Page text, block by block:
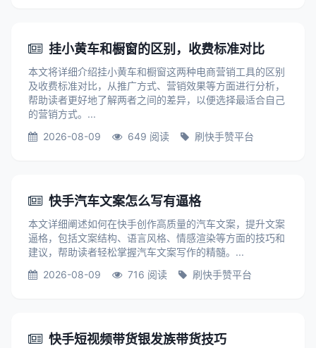
挂小黄车和橱窗的区别，收费标准对比
本文将详细介绍挂小黄车和橱窗这两种电商营销工具的区别
及收费标准对比，从推广方式、营销效果等方面进行分析，
帮助读者更好地了解两者之间的差异，以便选择最适合自己
的营销方式。...
2026-08-09
649 阅读 刷快手赞平台
快手汽车文案怎么写有逼格
本文详细阐述如何在快手创作高质量的汽车文案，提升文案
逼格，包括文案结构、语言风格、情感渲染等方面的技巧和
建议，帮助读者轻松掌握汽车文案写作的精髓。...
2026-08-09
716 阅读 刷快手赞平台
快手短视频带货银发族带货技巧